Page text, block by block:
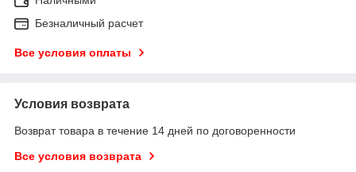
Безналичный расчет
Все условия оплаты
Условия возврата
Возврат товара в течение 14 дней по договоренности
Все условия возврата